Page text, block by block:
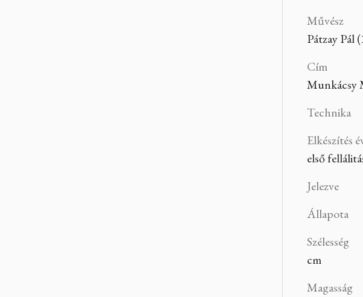
Művész
Pátzay Pál
Cím
Munkácsy
Technika
Elkészítés
első
Jelezve
Állapota
Szélesség
cm
Magasság